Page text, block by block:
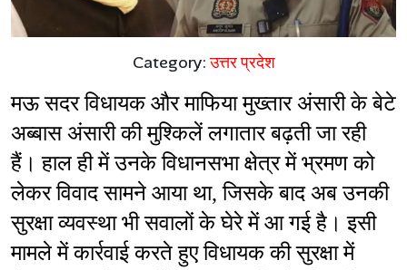
Category:उत्तर प्रदेश
मऊ सदर विधायक और माफिया मुख्तार अंसारी के बेटे
अब्बास अंसारी की मुश्किलें लगातार बढ़ती जा रही
हैं। हाल ही में उनके विधानसभा क्षेत्र में भ्रमण को
लेकर विवाद सामने आया था, जिसके बाद अब उनकी
सुरक्षा व्यवस्था भी सवालों के घेरे में आ गई है। इसी
मामले में कार्रवाई करते हुए विधायक की सुरक्षा में